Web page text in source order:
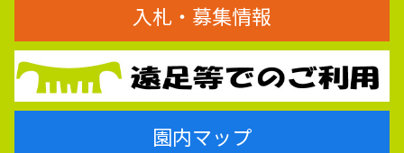
入札・募集情報
園内マップ